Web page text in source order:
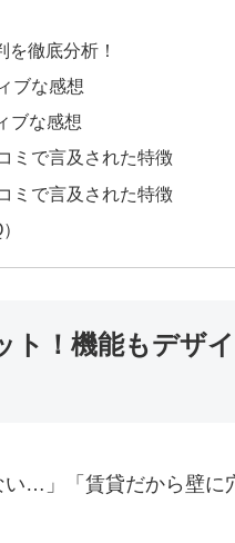
を徹底分析！
ブな感想
ブな感想
ミで言及された特徴
ミで言及された特徴
ト！機能もデザ
い…」「賃貸だから壁